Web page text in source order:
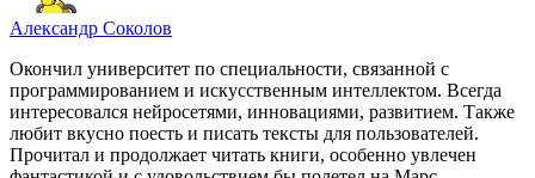
Александр Соколов
Окончил университет по специальности, связанной с
программированием и искусственным интеллектом. Всегда
интересовался нейросетями, инновациями, развитием. Также
любит вкусно поесть и писать тексты для пользователей.
Прочитал и продолжает читать книги, особенно увлечен